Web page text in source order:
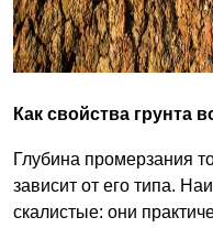
Как свойства грунта
Глубина промерзания
зависит от его типа.
скалистые: они